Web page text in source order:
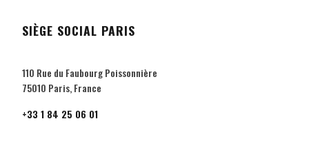
SIÈGE SOCIAL PARIS
110 Rue du Faubourg Poissonnière
75010 Paris, France
+33 1 84 25 06 01